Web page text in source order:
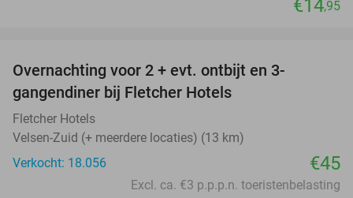
€14,95
Overnachting voor 2 + evt. ontbijt en 3-
gangendiner bij Fletcher Hotels
Fletcher Hotels
Velsen-Zuid (+ meerdere locaties) (13 km)
Verkocht: 18.056
€45
Excl. ca. €3 p.p.p.n. toeristenbelasting